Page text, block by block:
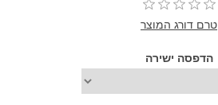
טרם דורג המוצר
הדפסה ישירה